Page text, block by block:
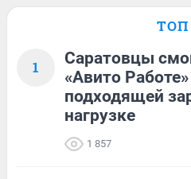
ТОП
1
Саратовцы
«Авито
подходящей
нагрузке
1 857